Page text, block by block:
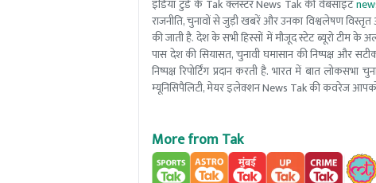
इंडिया टुडे के Tak क्लस्टर News Tak की वेबसाइट
राजनीति, चुनावों से जुड़ी खबरें और उनका विश्वलेषण
की जाती है. देश के सभी हिस्सों में मौजूद स्टेट ब्यूरो टीम
पास देश की सियासत, चुनावी घमासान की निष्पक्ष और
निष्पक्ष रिपोर्टिंग प्रदान करती है. भारत में बात
म्यूनिसिपैलिटी, मेयर इलेक्शन News Tak की कवरेज
More from Tak